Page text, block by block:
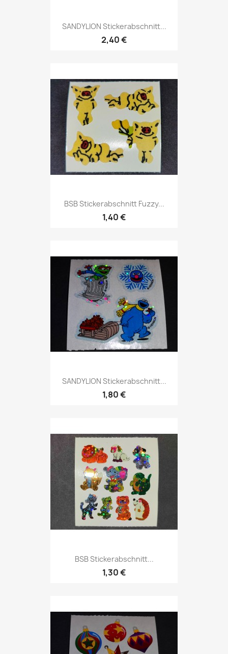
SANDYLION Stickerabschnitt...
2,40 €
BSB Stickerabschnitt Fuzzy...
1,40 €
SANDYLION Stickerabschnitt...
1,80 €
BSB Stickerabschnitt...
1,30 €